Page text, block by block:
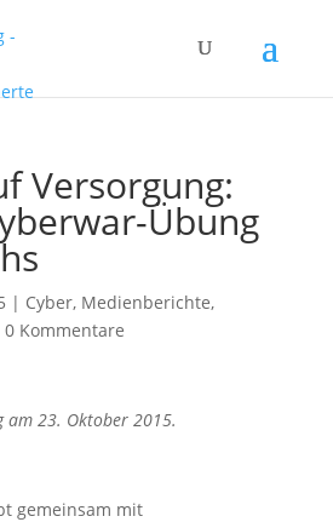
Versorgung:
Übung
| Cyber, Medienberichte,
0 Kommentare
am 23. Oktober 2015.
gemeinsam mit